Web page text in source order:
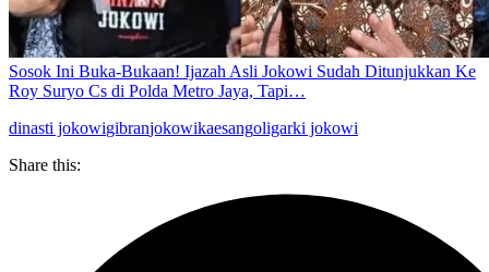
Sosok Ini Buka-Bukaan! Ijazah Asli Jokowi Sudah Ditunjukkan Ke
Roy Suryo Cs di Polda Metro Jaya, Tapi…
dinasti jokowigibranjokowikaesangoligarki jokowi
Share this: